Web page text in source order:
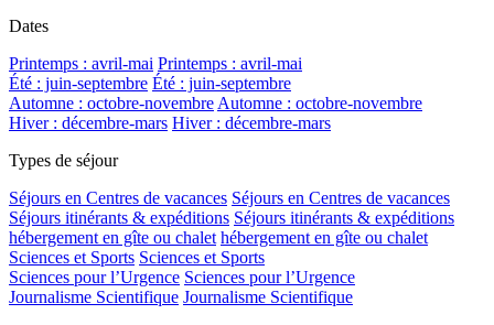
Dates
Printemps : avril-mai Printemps : avril-mai
Été : juin-septembre Été : juin-septembre
Automne : octobre-novembreAutomne : octobre-novembre
Hiver : décembre-mars Hiver : décembre-mars
Types de séjour
Séjours en Centres de vacances Séjours en Centres de vacances
Séjours itinérants & expéditions Séjours itinérants & expéditions
hébergement en gîte ou chalet hébergement en gîte ou chalet
Sciences et Sports Sciences et Sports
Sciences pour l’Urgence Sciences pour l’Urgence
Journalisme Scientifique Journalisme Scientifique